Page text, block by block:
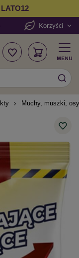
Korzyści
Muchy, muszki,